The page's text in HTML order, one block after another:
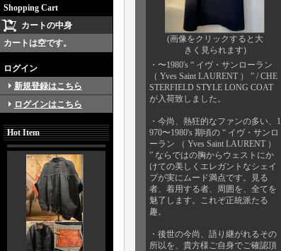
Shopping Cart
カートの中身
カートは空です。
ログイン
新規登録はこちら
ログインはこちら
Hot Item
(画像をクリックすると大
きく見られます)
・〜1980's “ イヴ・サンローラン
（ Yves Saint LAURENT ） ” / CHE
STERFIELD STYLE LONG COAT
が入荷致しました。
・今尚、熱狂的なファンの多い、1
970〜1980's 期頃の “ イヴ・サンロ
ーラン （ Yves Saint LAURENT ）
” ならではの胸からウェストにか
けての美しくエレガントなシェイ
プが実にムード満点です。見る
者、着用する者、周囲を、全てを
魅了します。これぞ正統派たる
趣。
・後世の今尚、語り継がれるその
所以を、貴方様ご自身でご確認頂